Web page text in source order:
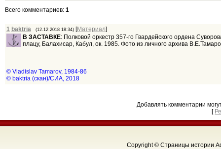
Всего комментариев: 1
1 baktria (12.12.2018 18:34)[Материал]
В ЗАСТАВКЕ: Полковой оркестр 357-го Гвардейского ордена
плацу, Балахисар, Кабул, ок. 1985. Фото из личного архива
© Vladislav Tamarov, 1984-86
© baktria (скан)/СИА, 2018
Добавлять комментарии
[
Copyright © Страницы истории